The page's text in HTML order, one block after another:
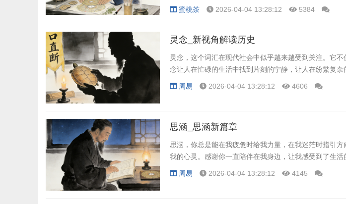
通过算骨重来了解自己的体质特征。
蜜桃茶 2026-04-04 13:28:12 5384
灵念_新视角解读历史
灵念，这个词汇在现代社会中似乎越来越受到关注。它
念让人在忙碌的生活中找到片刻的宁静，让人在纷繁复杂
周易 2026-04-04 13:28:12 4606
思涵_思涵新篇章
思涵，你总是能在我疲惫时给我力量，在我迷茫时指引
我的心灵。感谢你一直陪伴在我身边，让我感受到了生活
周易 2026-04-04 13:28:12 4145